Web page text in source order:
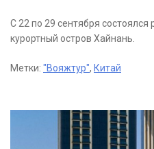
С 22 по 29 сентября состоялся
курортный остров Хайнань.
Метки: "Вояжтур", Китай